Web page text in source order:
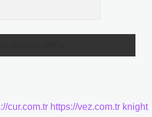
cur.com.tr https://vez.com.tr knight